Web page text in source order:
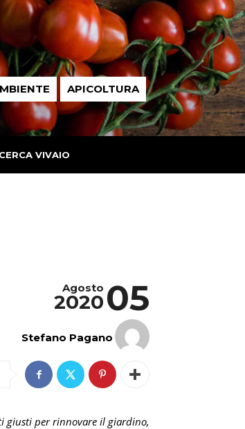
APICOLTURA
CERCA VIVAIO
05
Agosto
2020
Stefano Pagano
giusti per rinnovare il giardino,